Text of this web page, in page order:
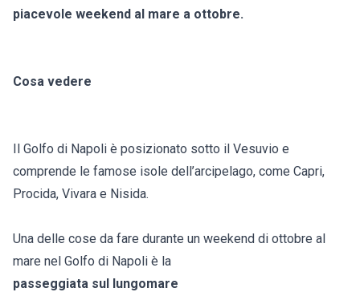
piacevole weekend al mare a ottobre.
Cosa vedere
Il Golfo di Napoli è posizionato sotto il Vesuvio e
comprende le famose isole dell’arcipelago, come Capri,
Procida, Vivara e Nisida.
Una delle cose da fare durante un weekend di ottobre al
mare nel Golfo di Napoli è la
passeggiata sul lungomare